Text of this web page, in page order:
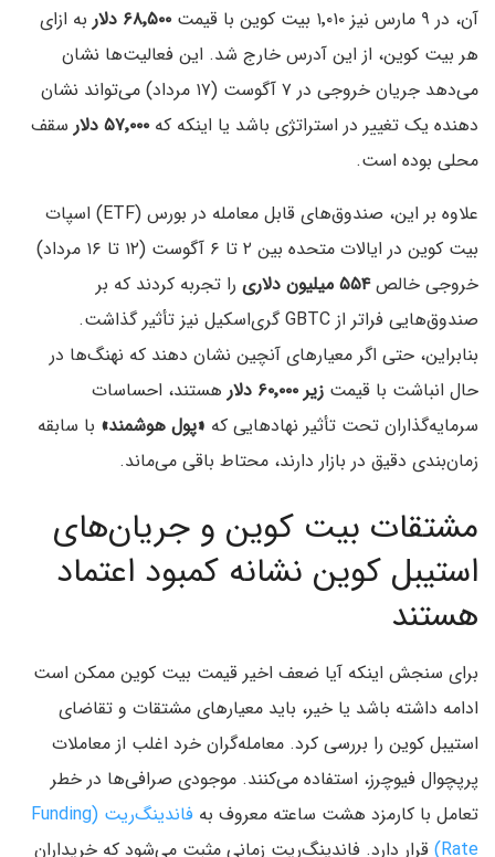
آن، در ۹ مارس نیز ۱٬۰۱۰ بیت کوین با قیمت
۶۸٬۵۰۰ دلار
به ازای
هر بیت کوین، از این آدرس خارج شد. این فعالیت‌ها نشان
می‌دهد جریان خروجی در ۷ آگوست (۱۷ مرداد) می‌تواند نشان
دهنده یک تغییر در استراتژی باشد یا اینکه که ۵۷٬۰۰۰ دلار
سقف
محلی بوده است.
علاوه بر این، صندوق‌های قابل معامله در بورس (ETF) اسپات
بیت کوین در ایالات متحده بین ۲ تا ۶ آگوست (۱۲ تا ۱۶ مرداد)
خروجی خالص۵۵۴ میلیون دلاری
را تجربه کردند که بر
صندوق‌هایی فراتر از GBTC گری‌اسکیل نیز تأثیر گذاشت.
بنابراین، حتی اگر معیارهای آنچین نشان دهند که نهنگ‌ها در
حال انباشت با قیمت زیر ۶۰٬۰۰۰ دلار
هستند، احساسات
سرمایه‌گذاران تحت تأثیر نهادهایی که «پول هوشمند» با سابقه
زمان‌بندی دقیق در بازار دارند، محتاط باقی می‌ماند.
مشتقات بیت کوین و جریان‌های
استیبل کوین نشانه کمبود اعتماد
هستند
برای سنجش اینکه آیا ضعف اخیر قیمت بیت کوین ممکن است
ادامه داشته باشد یا خیر، باید معیارهای مشتقات و تقاضای
استیبل کوین را بررسی کرد. معامله‌گران خرد اغلب از معاملات
پرپچوال فیوچرز، استفاده می‌کنند. موجودی صرافی‌ها در خطر
تعامل با کارمزد هشت ساعته معروف به
فاندینگ‌ریت (Funding
Rate) قرار دارد. فاندینگ‌ریت زمانی مثبت می‌شود که خریداران